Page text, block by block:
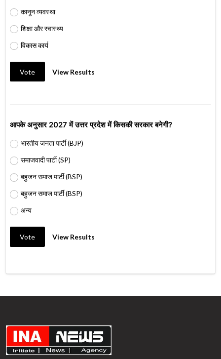
कानून व्यवस्था
शिक्षा और स्वास्थ्य
विकास कार्य
Vote View Results
आपके अनुसार 2027 में उत्तर प्रदेश में किसकी सरकार बनेगी?
भारतीय जनता पार्टी (BJP)
समाजवादी पार्टी (SP)
बहुजन समाज पार्टी (BSP)
बहुजन समाज पार्टी (BSP)
अन्य
Vote View Results